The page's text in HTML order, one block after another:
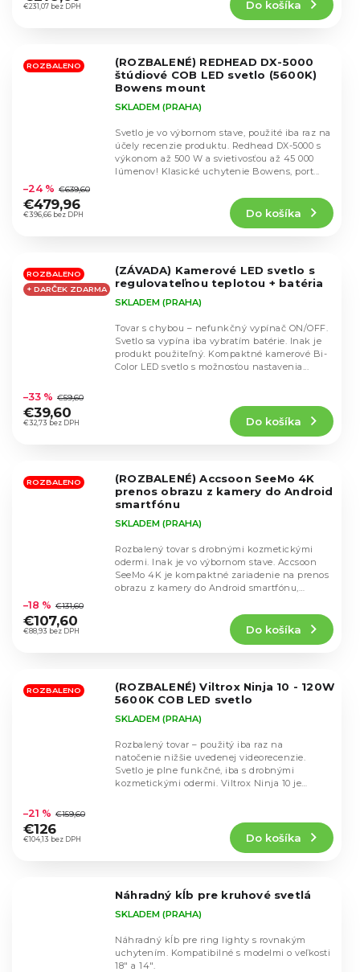
je
hviezdičiek.
€231,07 bez DPH Do košíka
ROZBALENO
(ROZBALENÉ) REDHEAD DX-5000
štúdiové COB LED svetlo (5600K)
Bowens mount
hodnotenie
produktu
je
hviezdičiek.
SKLADEM (PRAHA)
€396,66 bez DPH
–24 % €639,60
€479,96
Do košíka
Svetlo je vo výbornom stave, použité iba raz na
účely recenzie produktu. Redhead DX-5000 s
výkonom až 500 W a svietivosťou až 45 000
lúmenov! Klasické uchytenie Bowens, port...
ROZBALENO
+ DARČEK ZDARMA
(ZÁVADA) Kamerové LED svetlo s
regulovateľnou teplotou + batéria
hodnotenie
produktu
je
hviezdičiek.
SKLADEM (PRAHA)
€32,73 bez DPH
–33 % €59,60
€39,60
Do košíka
Tovar s chybou – nefunkčný vypínač ON/OFF.
Svetlo sa vypína iba vybratím batérie. Inak je
produkt použiteľný. Kompaktné kamerové Bi-
Color LED svetlo s možnosťou nastavenia...
ROZBALENO
(ROZBALENÉ) Accsoon SeeMo 4K
prenos obrazu z kamery do Android
smartfónu
hodnotenie
produktu
je
hviezdičiek.
SKLADEM (PRAHA)
€88,93 bez DPH
–18 % €131,60
€107,60
Do košíka
Rozbalený tovar s drobnými kozmetickými
odermi. Inak je vo výbornom stave. Accsoon
SeeMo 4K je kompaktné zariadenie na prenos
obrazu z kamery do Android smartfónu,
ROZBALENO
(ROZBALENÉ) Viltrox Ninja 10 - 120W
5600K COB LED svetlo
hodnotenie
produktu
je
SKLADEM (PRAHA)
€104,13 bez DPH
–21 % €159,60
€126
Do košíka
Rozbalený tovar – použitý iba raz na
natočenie nižšie uvedenej videorecenzie.
Svetlo je plne funkčné, iba s drobnými
kozmetickými odermi. Viltrox Ninja 10 je
Náhradný kĺb pre kruhové svetlá
SKLADEM (PRAHA)
Náhradný kĺb pre ring lighty s rovnakým
uchytením. Kompatibilné s modelmi o veľkosti
18" a 14".